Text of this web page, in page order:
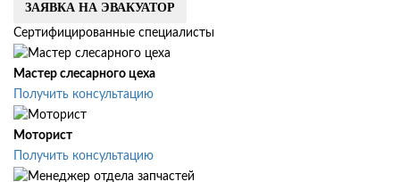
ЗАЯВКА НА ЭВАКУАТОР
Сертифицированные специалисты
Мастер слесарного цеха
Получить консультацию
Моторист
Получить консультацию